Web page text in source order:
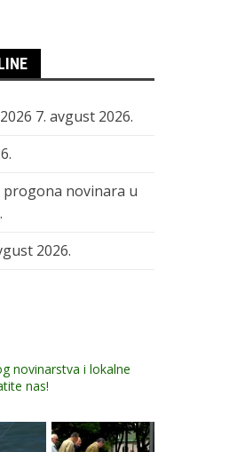
7. avgust 2026.
novinara u
2026.
novinarstva i lokalne
nas!